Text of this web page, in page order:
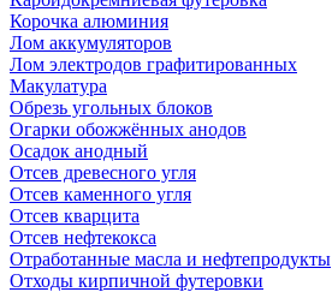
Корочка алюминия
Лом аккумуляторов
Лом электродов графитированных
Макулатура
Обрезь угольных блоков
Огарки обожжённых анодов
Осадок анодный
Отсев древесного угля
Отсев каменного угля
Отсев кварцита
Отсев нефтекокса
Отработанные масла и нефтепродукты
Отходы кирпичной футеровки